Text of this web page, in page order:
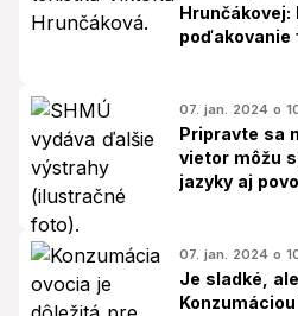
poďakovanie
07. jan. 2024 o
Pripravte sa
vietor môžu
jazyky aj
07. jan. 2024 o
Je sladké,